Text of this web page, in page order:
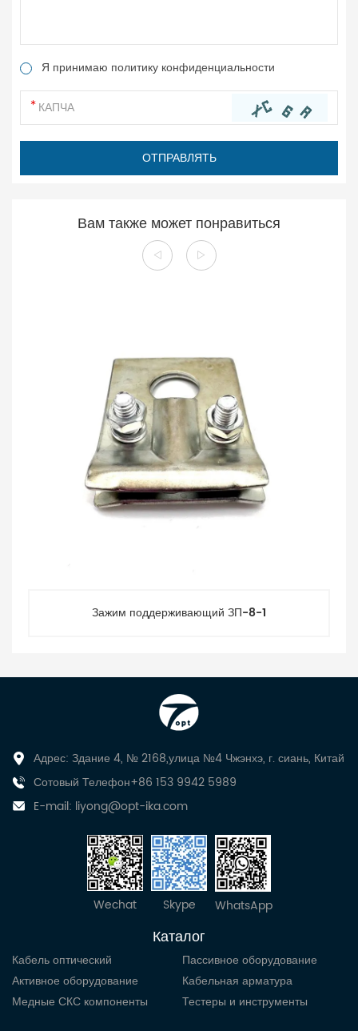
Я принимаю политику конфиденциальности
Вам также может понравиться
Зажим поддерживающий ЗП-8-1
Адрес: Здание 4, № 2168,улица №4 Чжэнхэ, г. сиань, Китай
Сотовый Телефон+86 153 9942 5989
E-mail: liyong@opt-ika.com
Wechat Skype WhatsApp
Каталог
Кабель оптический
Пассивное оборудование
Активное оборудование
Кабельная арматура
Медные СКС компоненты
Тестеры и инструменты